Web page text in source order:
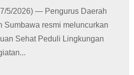
5/2026) — Pengurus Daerah
Sumbawa resmi meluncurkan
Sehat Peduli Lingkungan